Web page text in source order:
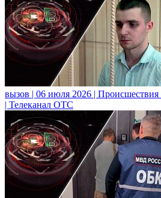
вызов | 06 июля 2026 | Происшествия
| Телеканал ОТС